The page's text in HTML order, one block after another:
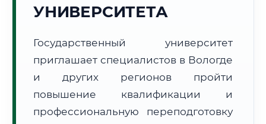
🌅 Восход:04:17 🌇 Закат: 20:34
📍 Региональная справка
УНИВЕРСИТЕТА
Государственный университет
приглашает специалистов в Вологде
и других регионов пройти
повышение квалификации и
профессиональную переподготовку